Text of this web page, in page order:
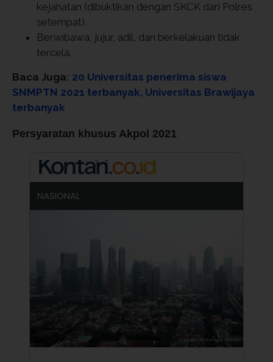
kejahatan (dibuktikan dengan SKCK dari Polres
setempat).
Berwibawa, jujur, adil, dan berkelakuan tidak
tercela.
Baca Juga: 20 Universitas penerima siswa
SNMPTN 2021 terbanyak, Universitas Brawijaya
terbanyak
Persyaratan khusus Akpol 2021
NASIONAL